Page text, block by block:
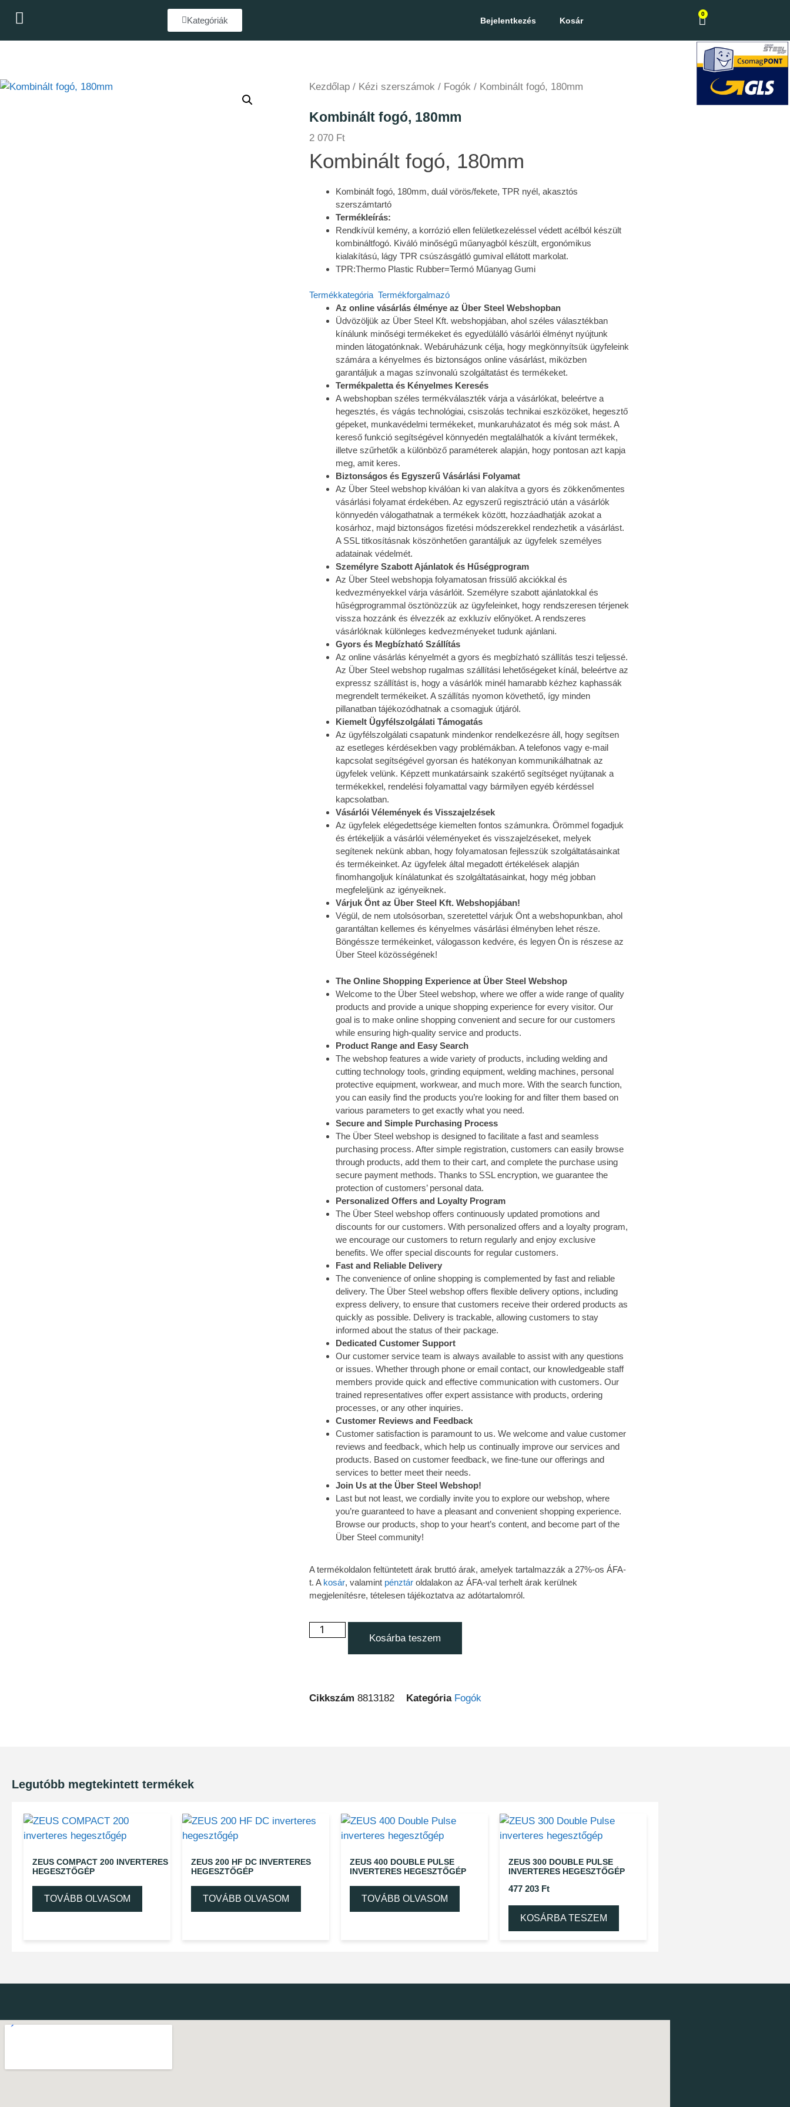
Kategóriák Bejelentkezés Kosár
0
Kezdőlap / Kézi szerszámok / Fogók / Kombinált fogó, 180mm
Kombinált fogó, 180mm
2 070 Ft
Kombinált fogó, 180mm
Kombinált fogó, 180mm, duál vörös/fekete, TPR nyél, akasztós
szerszámtartó
Termékleírás:
Rendkívül kemény, a korrózió ellen felületkezeléssel védett acélból készült
kombináltfogó. Kiváló minőségű műanyagból készült, ergonómikus
kialakítású, lágy TPR csúszásgátló gumival ellátott markolat.
TPR:Thermo Plastic Rubber=Termó Műanyag Gumi
Termékkategória Termékforgalmazó
Az online vásárlás élménye az Über Steel Webshopban
Üdvözöljük az Über Steel Kft. webshopjában, ahol széles választékban
kínálunk minőségi termékeket és egyedülálló vásárlói élményt nyújtunk
minden látogatónknak. Webáruházunk célja, hogy megkönnyítsük ügyfeleink
számára a kényelmes és biztonságos online vásárlást, miközben
garantáljuk a magas színvonalú szolgáltatást és termékeket.
Termékpaletta és Kényelmes Keresés
A webshopban széles termékválaszték várja a vásárlókat, beleértve a
hegesztés, és vágás technológiai, csiszolás technikai eszközöket, hegesztő
gépeket, munkavédelmi termékeket, munkaruházatot és még sok mást. A
kereső funkció segítségével könnyedén megtalálhatók a kívánt termékek,
illetve szűrhetők a különböző paraméterek alapján, hogy pontosan azt kapja
meg, amit keres.
Biztonságos és Egyszerű Vásárlási Folyamat
Az Über Steel webshop kiválóan ki van alakítva a gyors és zökkenőmentes
vásárlási folyamat érdekében. Az egyszerű regisztráció után a vásárlók
könnyedén válogathatnak a termékek között, hozzáadhatják azokat a
kosárhoz, majd biztonságos fizetési módszerekkel rendezhetik a vásárlást.
A SSL titkosításnak köszönhetően garantáljuk az ügyfelek személyes
adatainak védelmét.
Személyre Szabott Ajánlatok és Hűségprogram
Az Über Steel webshopja folyamatosan frissülő akciókkal és
kedvezményekkel várja vásárlóit. Személyre szabott ajánlatokkal és
hűségprogrammal ösztönözzük az ügyfeleinket, hogy rendszeresen térjenek
vissza hozzánk és élvezzék az exkluzív előnyöket. A rendszeres
vásárlóknak különleges kedvezményeket tudunk ajánlani.
Gyors és Megbízható Szállítás
Az online vásárlás kényelmét a gyors és megbízható szállítás teszi teljessé.
Az Über Steel webshop rugalmas szállítási lehetőségeket kínál, beleértve az
expressz szállítást is, hogy a vásárlók minél hamarabb kézhez kaphassák
megrendelt termékeiket. A szállítás nyomon követhető, így minden
pillanatban tájékozódhatnak a csomagjuk útjáról.
Kiemelt Ügyfélszolgálati Támogatás
Az ügyfélszolgálati csapatunk mindenkor rendelkezésre áll, hogy segítsen
az esetleges kérdésekben vagy problémákban. A telefonos vagy e-mail
kapcsolat segítségével gyorsan és hatékonyan kommunikálhatnak az
ügyfelek velünk. Képzett munkatársaink szakértő segítséget nyújtanak a
termékekkel, rendelési folyamattal vagy bármilyen egyéb kérdéssel
kapcsolatban.
Vásárlói Vélemények és Visszajelzések
Az ügyfelek elégedettsége kiemelten fontos számunkra. Örömmel fogadjuk
és értékeljük a vásárlói véleményeket és visszajelzéseket, melyek
segítenek nekünk abban, hogy folyamatosan fejlesszük szolgáltatásainkat
és termékeinket. Az ügyfelek által megadott értékelések alapján
finomhangoljuk kínálatunkat és szolgáltatásainkat, hogy még jobban
megfeleljünk az igényeiknek.
Várjuk Önt az Über Steel Kft. Webshopjában!
Végül, de nem utolsósorban, szeretettel várjuk Önt a webshopunkban, ahol
garantáltan kellemes és kényelmes vásárlási élményben lehet része.
Böngéssze termékeinket, válogasson kedvére, és legyen Ön is részese az
Über Steel közösségének!
The Online Shopping Experience at Über Steel Webshop
Welcome to the Über Steel webshop, where we offer a wide range of quality
products and provide a unique shopping experience for every visitor. Our
goal is to make online shopping convenient and secure for our customers
while ensuring high-quality service and products.
Product Range and Easy Search
The webshop features a wide variety of products, including welding and
cutting technology tools, grinding equipment, welding machines, personal
protective equipment, workwear, and much more. With the search function,
you can easily find the products you’re looking for and filter them based on
various parameters to get exactly what you need.
Secure and Simple Purchasing Process
The Über Steel webshop is designed to facilitate a fast and seamless
purchasing process. After simple registration, customers can easily browse
through products, add them to their cart, and complete the purchase using
secure payment methods. Thanks to SSL encryption, we guarantee the
protection of customers’ personal data.
Personalized Offers and Loyalty Program
The Über Steel webshop offers continuously updated promotions and
discounts for our customers. With personalized offers and a loyalty program,
we encourage our customers to return regularly and enjoy exclusive
benefits. We offer special discounts for regular customers.
Fast and Reliable Delivery
The convenience of online shopping is complemented by fast and reliable
delivery. The Über Steel webshop offers flexible delivery options, including
express delivery, to ensure that customers receive their ordered products as
quickly as possible. Delivery is trackable, allowing customers to stay
informed about the status of their package.
Dedicated Customer Support
Our customer service team is always available to assist with any questions
or issues. Whether through phone or email contact, our knowledgeable staff
members provide quick and effective communication with customers. Our
trained representatives offer expert assistance with products, ordering
processes, or any other inquiries.
Customer Reviews and Feedback
Customer satisfaction is paramount to us. We welcome and value customer
reviews and feedback, which help us continually improve our services and
products. Based on customer feedback, we fine-tune our offerings and
services to better meet their needs.
Join Us at the Über Steel Webshop!
Last but not least, we cordially invite you to explore our webshop, where
you’re guaranteed to have a pleasant and convenient shopping experience.
Browse our products, shop to your heart’s content, and become part of the
Über Steel community!
A termékoldalon feltüntetett árak bruttó árak, amelyek tartalmazzák a 27%-os ÁFA-
t. A kosár, valamint pénztár oldalakon az ÁFA-val terhelt árak kerülnek
megjelenítésre, tételesen tájékoztatva az adótartalomról.
Kosárba teszem
Cikkszám 8813182 Kategória Fogók
Legutóbb megtekintett termékek
ZEUS COMPACT 200 INVERTERES
HEGESZTŐGÉP
TOVÁBB OLVASOM
ZEUS 200 HF DC INVERTERES
HEGESZTŐGÉP
TOVÁBB OLVASOM
ZEUS 400 DOUBLE PULSE
INVERTERES HEGESZTŐGÉP
TOVÁBB OLVASOM
ZEUS 300 DOUBLE PULSE
INVERTERES HEGESZTŐGÉP
477 203 Ft
KOSÁRBA TESZEM